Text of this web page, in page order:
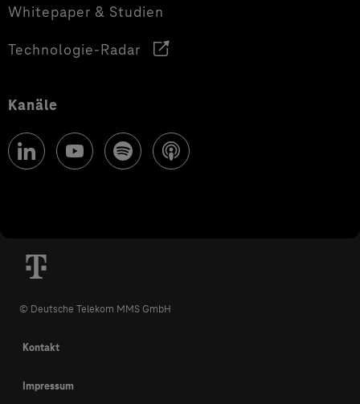
Whitepaper & Studien
Technologie-Radar
Kanäle
© Deutsche Telekom MMS GmbH
Kontakt
Impressum